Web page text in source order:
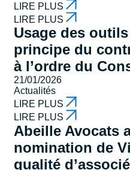
LIRE PLUS
LIRE PLUS
Usage des
principe du
à l’ordre du
21/01/2026
Actualités
LIRE PLUS
LIRE PLUS
Abeille Avocats
nomination de
qualité